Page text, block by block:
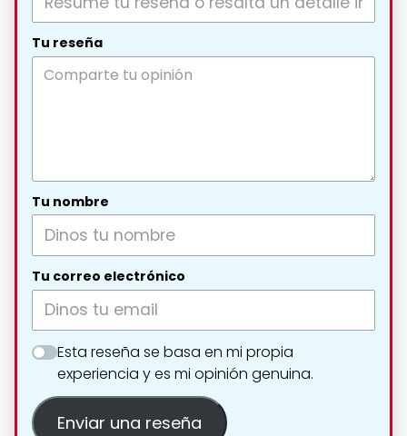
Tu reseña
Tu nombre
Tu correo electrónico
Esta reseña se basa en mi propia
experiencia y es mi opinión genuina.
Enviar una reseña